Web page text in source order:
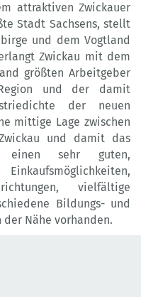
attraktiven Zwickauer
Stadt Sachsens, stellt
und dem Vogtland
Zwickau mit dem
größten Arbeitgeber
und der damit
der neuen
mittige Lage zwischen
und damit das
einen sehr guten,
vielfältige
Bildungs- und
Nähe vorhanden.